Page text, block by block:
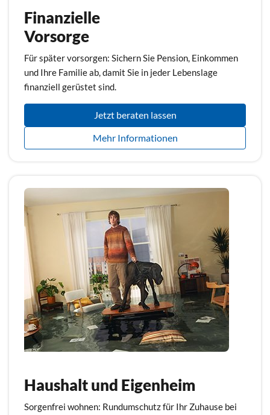
Finanzielle
Vorsorge
Für später vorsorgen: Sichern Sie Pension, Einkommen
und Ihre Familie ab, damit Sie in jeder Lebenslage
finanziell gerüstet sind.
Jetzt beraten lassen
Mehr Informationen
Haushalt und Eigenheim
Sorgenfrei wohnen: Rundumschutz für Ihr Zuhause bei